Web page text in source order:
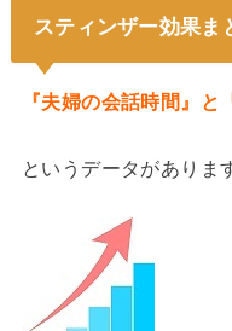
スティンザー効果ま
『夫婦の会話時間』
というデータがありま